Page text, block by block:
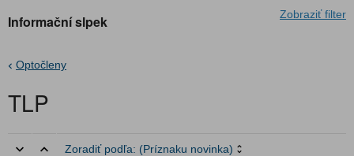
Zobraziť filter
Informační slpek
Optočleny
TLP
Zoradiť podľa: (Príznaku novinka)